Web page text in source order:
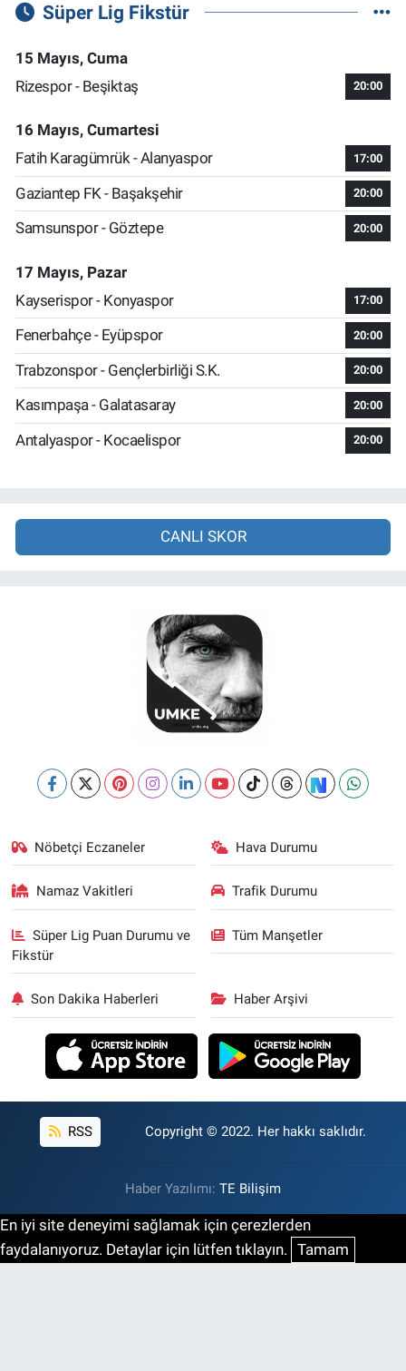
Süper Lig Fikstür
15 Mayıs, Cuma
Rizespor - Beşiktaş
20:00
16 Mayıs, Cumartesi
Fatih Karagümrük - Alanyaspor
17:00
Gaziantep FK - Başakşehir 20:00
Samsunspor - Göztepe 20:00
17 Mayıs, Pazar
Kayserispor - Konyaspor
17:00
Fenerbahçe - Eyüpspor 20:00
Trabzonspor - Gençlerbirliği S.K. 20:00
Kasımpaşa - Galatasaray 20:00
Antalyaspor - Kocaelispor 20:00
CANLI SKOR
Nöbetçi Eczaneler Hava Durumu
Namaz Vakitleri Trafik Durumu
Süper Lig Puan Durumu ve
Fikstür
Tüm Manşetler
Son Dakika Haberleri Haber Arşivi
RSS Copyright © 2022. Her hakkı saklıdır.
Haber Yazılımı: TE Bilişim
En iyi site deneyimi sağlamak için çerezlerden
faydalanıyoruz. Detaylar için lütfen tıklayın. Tamam